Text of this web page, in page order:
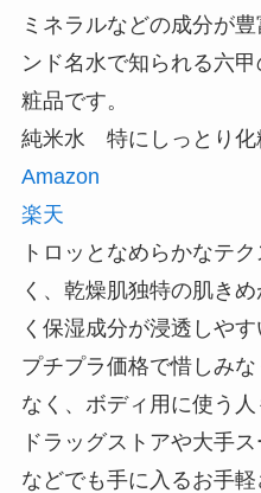
ミネラルなどの成分が
ンド名水で知られる六
粧品です。
純米水 特にしっとり化
Amazon
楽天
トロッとなめらかなテ
く、乾燥肌独特の肌き
く保湿成分が浸透しや
プチプラ価格で惜しみ
なく、ボディ用に使う人
ドラッグストアや大手
などでも手に入るお手